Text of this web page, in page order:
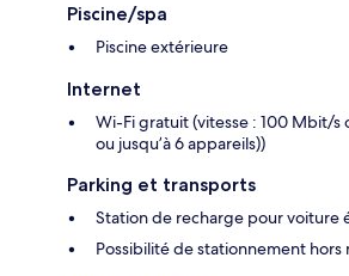
Piscine/spa
Piscine extérieure
Internet
Wi-Fi gratuit (vitesse : 100 Mbit/s
ou jusqu’à 6 appareils))
Parking et transports
Station de recharge pour voiture
Possibilité de stationnement hors